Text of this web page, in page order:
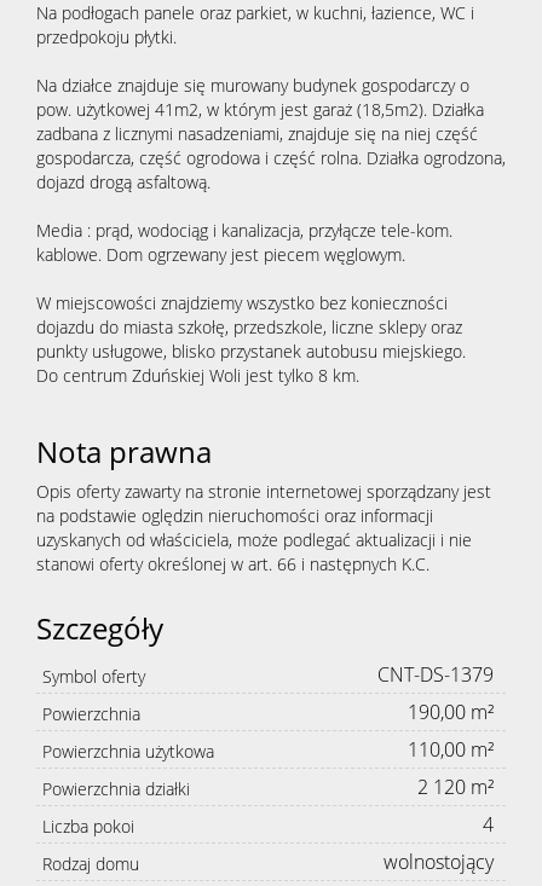
Na podłogach panele oraz parkiet, w kuchni, łazience, WC i
przedpokoju płytki.
Na działce znajduje się murowany budynek gospodarczy o
pow. użytkowej 41m2, w którym jest garaż (18,5m2). Działka
zadbana z licznymi nasadzeniami, znajduje się na niej część
gospodarcza, część ogrodowa i część rolna. Działka ogrodzona,
dojazd drogą asfaltową.
Media : prąd, wodociąg i kanalizacja, przyłącze tele-kom.
kablowe. Dom ogrzewany jest piecem węglowym.
W miejscowości znajdziemy wszystko bez konieczności
dojazdu do miasta szkołę, przedszkole, liczne sklepy oraz
punkty usługowe, blisko przystanek autobusu miejskiego.
Do centrum Zduńskiej Woli jest tylko 8 km.
Nota prawna
Opis oferty zawarty na stronie internetowej sporządzany jest
na podstawie oględzin nieruchomości oraz informacji
uzyskanych od właściciela, może podlegać aktualizacji i nie
stanowi oferty określonej w art. 66 i następnych K.C.
Szczegóły
Symbol oferty CNT-DS-1379
Powierzchnia 190,00 m²
Powierzchnia użytkowa 110,00 m²
Powierzchnia działki 2 120 m²
Liczba pokoi 4
Rodzaj domu wolnostojący